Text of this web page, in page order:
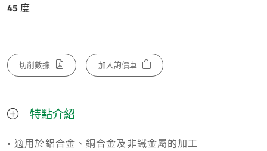
45 度
切削數據 加入詢價車
特點介紹
• 適用於鋁合金、銅合金及非鐵金屬的加工